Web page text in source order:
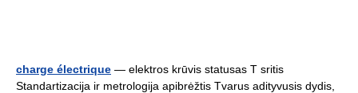
charge électrique — elektros krūvis statusas T sritis
Standartizacija ir metrologija apibrėžtis Tvarus adityvusis dydis,